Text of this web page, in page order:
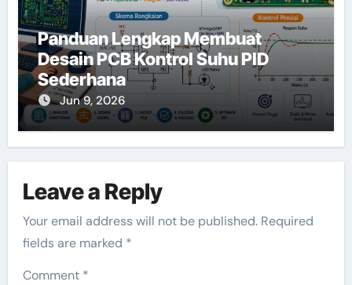
Panduan Lengkap Membuat
Desain PCB Kontrol Suhu PID
Sederhana
Jun 9, 2026
Leave a Reply
Your email address will not be published. Required
fields are marked *
Comment *